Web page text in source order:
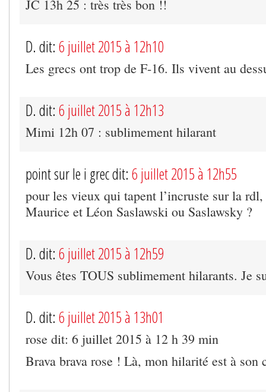
JC 13h 25 : très très bon !!
D. dit: 6 juillet 2015 à 12h10
Les grecs ont trop de F-16. Ils vivent au
D. dit: 6 juillet 2015 à 12h13
Mimi 12h 07 : sublimement hilarant
point sur le i grec dit: 6 juillet 2015 à 12h55
pour les vieux qui tapent l’incruste sur la
Maurice et Léon Saslawski ou Saslawsky ?
D. dit: 6 juillet 2015 à 12h59
Vous êtes TOUS sublimement hilarants. Je
D. dit: 6 juillet 2015 à 13h01
rose dit: 6 juillet 2015 à 12 h 39 min
Brava brava rose ! Là, mon hilarité est à son